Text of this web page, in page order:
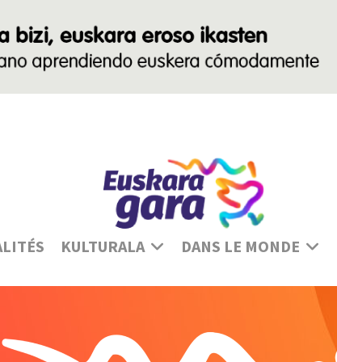
KULTURALA DANS LE MONDE